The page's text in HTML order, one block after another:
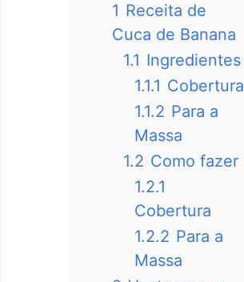
1 Receita de
Cuca de Banana
1.1 Ingredientes
1.1.1 Cobertura
1.1.2 Para a
Massa
1.2 Como fazer
1.2.1
Cobertura
1.2.2 Para a
Massa